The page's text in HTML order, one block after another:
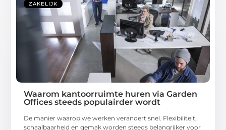
ZAKELIJK
Waarom kantoorruimte huren via Garden
Offices steeds populairder wordt
De manier waarop we werken verandert snel. Flexibiliteit,
schaalbaarheid en gemak worden steeds belangrijker voor